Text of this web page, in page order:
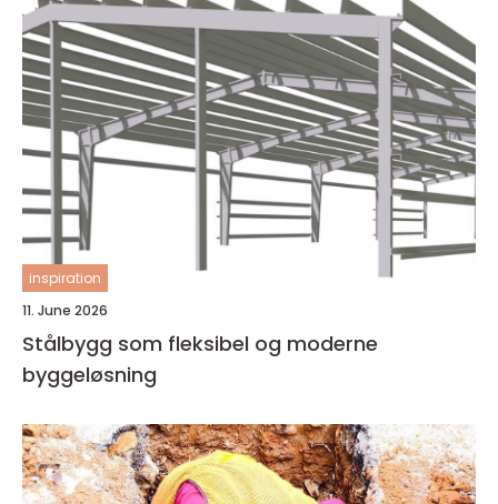
inspiration
11. June 2026
Stålbygg som fleksibel og moderne
byggeløsning